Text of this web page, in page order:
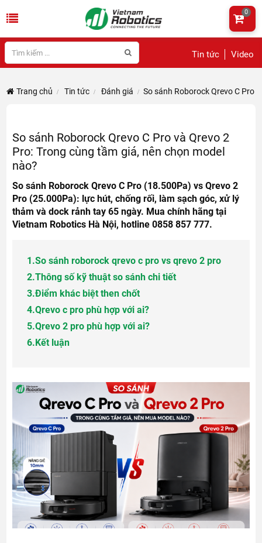
Tin tức Video
0
Trang chủ Tin tức Đánh giá So sánh Roborock Qrevo C Pro
So sánh Roborock Qrevo C Pro và Qrevo 2
Pro: Trong cùng tầm giá, nên chọn model
nào?
So sánh Roborock Qrevo C Pro (18.500Pa) vs Qrevo 2
Pro (25.000Pa): lực hút, chống rối, làm sạch góc, xử lý
thảm và dock rảnh tay 65 ngày. Mua chính hãng tại
Vietnam Robotics Hà Nội, hotline 0858 857 777.
1.So sánh roborock qrevo c pro vs qrevo 2 pro
2.Thông số kỹ thuật so sánh chi tiết
3.Điểm khác biệt then chốt
4.Qrevo c pro phù hợp với ai?
5.Qrevo 2 pro phù hợp với ai?
6.Kết luận